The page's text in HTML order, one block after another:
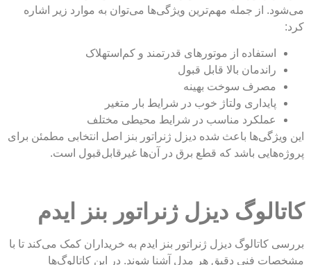
می‌شود. از جمله مهم‌ترین ویژگی‌ها می‌توان به موارد زیر اشاره
کرد:
استفاده از موتورهای قدرتمند و کم‌استهلاک
راندمان بالا قابل قبول
مصرف سوخت بهینه
پایداری ولتاژ خوب در شرایط بار متغیر
عملکرد مناسب در شرایط محیطی مختلف
این ویژگی‌ها باعث شده دیزل ژنراتور بنز اصل انتخابی مطمئن برای
پروژه‌هایی باشد که قطع برق در آن‌ها غیرقابل‌قبول است.
کاتالوگ دیزل ژنراتور بنز ایدم
بررسی کاتالوگ دیزل ژنراتور بنز ایدم به خریداران کمک می‌کند تا با
مشخصات فنی دقیق هر مدل آشنا شوند. در این کاتالوگ‌ها